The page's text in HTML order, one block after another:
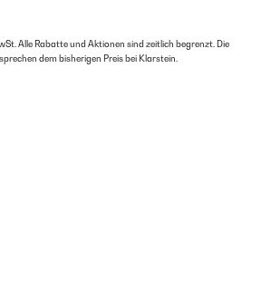
Alle Rabatte und Aktionen sind zeitlich begrenzt. Die
dem bisherigen Preis bei Klarstein.